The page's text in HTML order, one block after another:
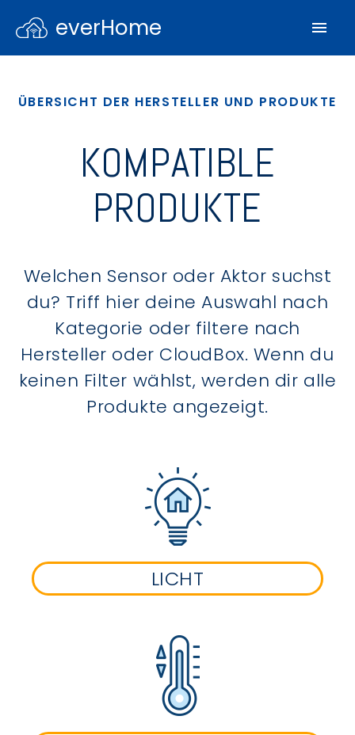
everHome
ÜBERSICHT DER HERSTELLER UND PRODUKTE
KOMPATIBLE
PRODUKTE
Welchen Sensor oder Aktor suchst
du? Triff hier deine Auswahl nach
Kategorie oder filtere nach
Hersteller oder CloudBox. Wenn du
keinen Filter wählst, werden dir alle
Produkte angezeigt.
LICHT